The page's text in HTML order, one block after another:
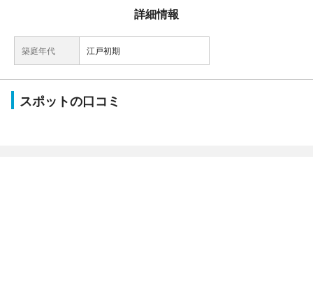
詳細情報
築庭年代 江戸初期
スポットの口コミ